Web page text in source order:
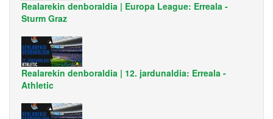
Realarekin denboraldia | Europa League: Erreala -
Sturm Graz
Realarekin denboraldia | 12. jardunaldia: Erreala -
Athletic